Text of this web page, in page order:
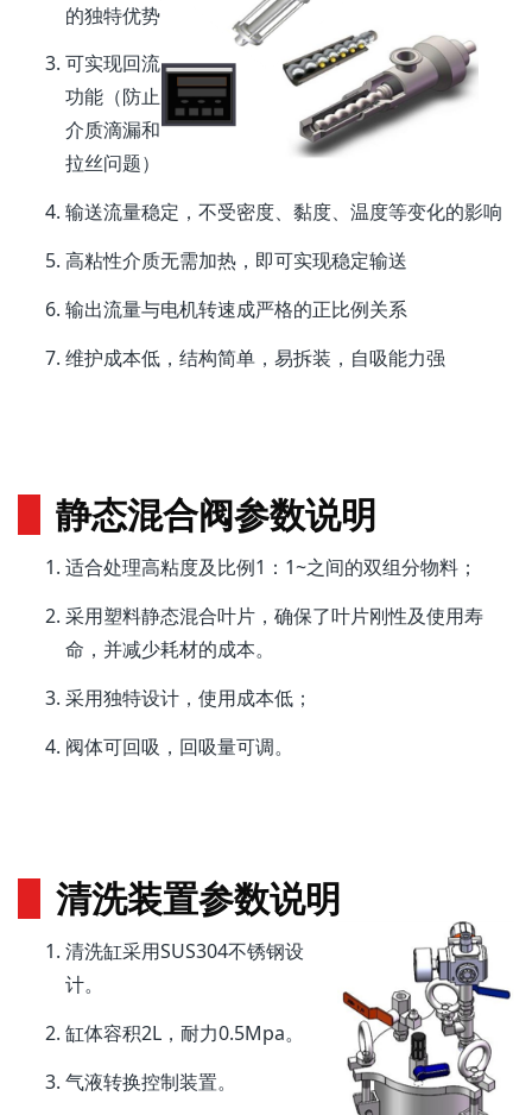
的独特优势
可实现回流
功能（防止
介质滴漏和
拉丝问题）
输送流量稳定，不受密度、黏度、温度等变化的影响
高粘性介质无需加热，即可实现稳定输送
输出流量与电机转速成严格的正比例关系
维护成本低，结构简单，易拆装，自吸能力强
静态混合阀参数说明
适合处理高粘度及比例1：1~之间的双组分物料；
采用塑料静态混合叶片，确保了叶片刚性及使用寿
命，并减少耗材的成本。
采用独特设计，使用成本低；
阀体可回吸，回吸量可调。
清洗装置参数说明
清洗缸采用SUS304不锈钢设
计。
缸体容积2L，耐力0.5Mpa。
气液转换控制装置。